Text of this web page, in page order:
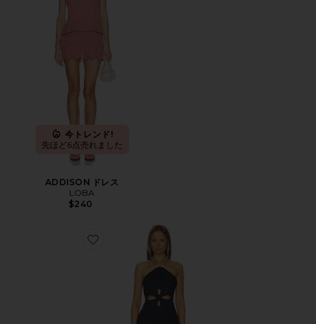
今トレンド!
先ほど6点売れました
ADDISON ドレス
LOBA
$240
Favorite DREA ドレス